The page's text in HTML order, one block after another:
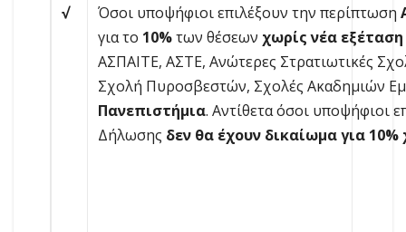
√ Όσοι υποψήφιοι επιλέξουν την περίπτωση
για το 10%των θέσεων χωρίς νέα
ΑΣΠΑΙΤΕ, ΑΣΤΕ, Ανώτερες Στρατιωτικές
Σχολή Πυροσβεστών, Σχολές Ακαδημιών
Πανεπιστήμια. Αντίθετα όσοι υποψήφιοι
Δήλωσης δεν θα έχουν δικαίωμα για